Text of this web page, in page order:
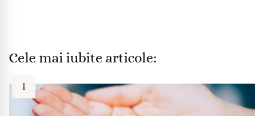
Cele mai iubite articole: